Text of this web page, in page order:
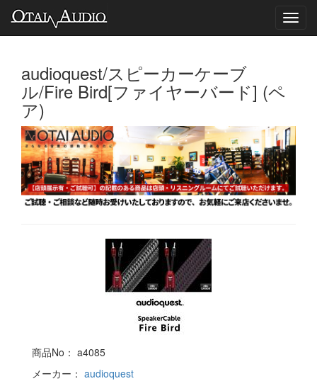
audioquest/スピーカーケーブ
ル/Fire Bird[ファイヤーバード] (ペ
ア)
商品No： a4085
メーカー： audioquest